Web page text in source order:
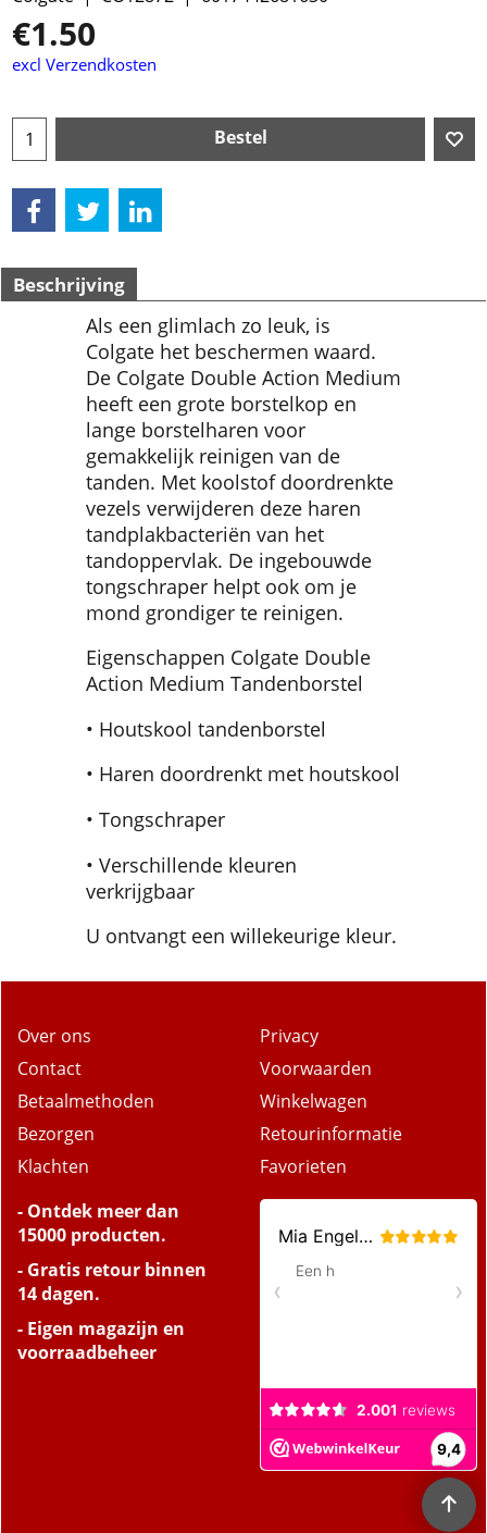
€1.50
excl Verzendkosten
Bestel
Beschrijving
Als een glimlach zo leuk, is
Colgate het beschermen waard.
De Colgate Double Action Medium
heeft een grote borstelkop en
lange borstelharen voor
gemakkelijk reinigen van de
tanden. Met koolstof doordrenkte
vezels verwijderen deze haren
tandplakbacteriën van het
tandoppervlak. De ingebouwde
tongschraper helpt ook om je
mond grondiger te reinigen.
Eigenschappen Colgate Double
Action Medium Tandenborstel
• Houtskool tandenborstel
• Haren doordrenkt met houtskool
• Tongschraper
• Verschillende kleuren
verkrijgbaar
U ontvangt een willekeurige kleur.
Over ons
Contact
Betaalmethoden
Bezorgen
Klachten
Privacy
Voorwaarden
Winkelwagen
Retourinformatie
Favorieten
- Ontdek meer dan
15000 producten.
- Gratis retour binnen
14 dagen.
- Eigen magazijn en
voorraadbeheer